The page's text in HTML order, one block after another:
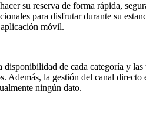
su reserva de forma rápida,
para disfrutar durante su
aplicación móvil.
disponibilidad de cada categoría y
la gestión del canal
ningún dato.